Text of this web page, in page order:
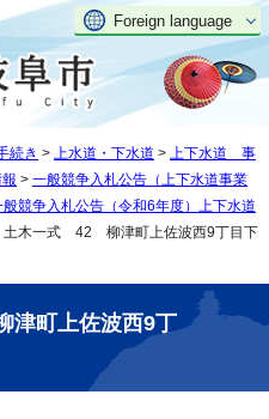
Foreign language
続き > 上水道・下水道 >
上下水道 事
> 一般競争入札公告（上下水道事業
般競争入札公告（令和6年度）上下水道
木一式 42 柳津町上佐波西9丁目下
町上佐波西9丁